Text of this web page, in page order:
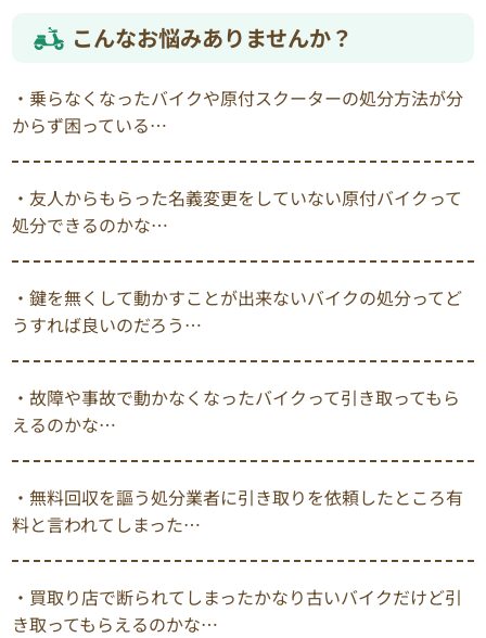
こんなお悩みありませんか？
・乗らなくなったバイクや原付スクーターの処分方法が分
からず困っている…
・友人からもらった名義変更をしていない原付バイクって
処分できるのかな…
・鍵を無くして動かすことが出来ないバイクの処分ってど
うすれば良いのだろう…
・故障や事故で動かなくなったバイクって引き取ってもら
えるのかな…
・無料回収を謳う処分業者に引き取りを依頼したところ有
料と言われてしまった…
・買取り店で断られてしまったかなり古いバイクだけど引
き取ってもらえるのかな…